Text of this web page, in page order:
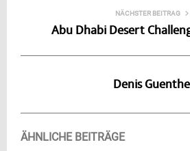
NÄCHSTER BEITRAG
Abu Dhabi Desert
Denis
ÄHNLICHE BEITRÄGE